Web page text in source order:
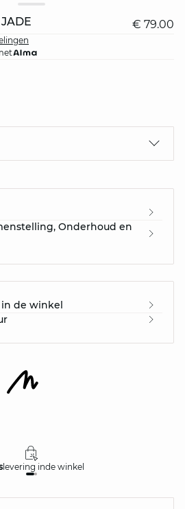
€ 79.00
Onderhoud en
de winkel
levering inde winkel